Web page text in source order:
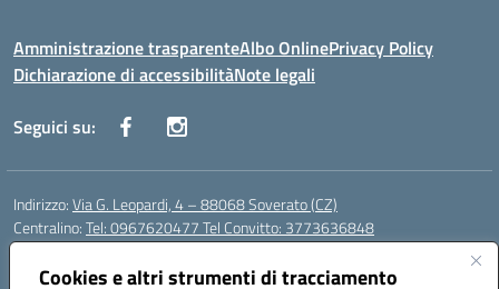
Cookies e altri strumenti di tracciamento
Amministrazione trasparenteAlbo OnlinePrivacy Policy
Dichiarazione di accessibilitàNote legali
Seguici su:
Indirizzo:Via G. Leopardi, 4 – 88068 Soverato (CZ)
Centralino:Tel: 0967620477 Tel Convitto: 3773636848
Email:
Posta elettronica certificata (PEC):czrh04000q@pec.istruzione.it